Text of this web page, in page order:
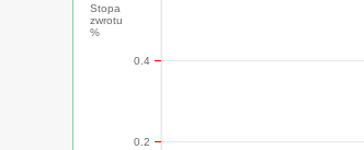
Stopa
zwrotu
%
0.2
0.4